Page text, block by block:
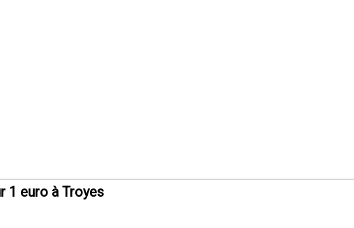
1 euro à Troyes